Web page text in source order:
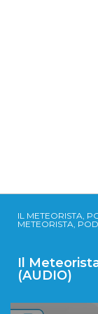
IL METEORISTA,
METEORISTA,
Il
(AUDIO)